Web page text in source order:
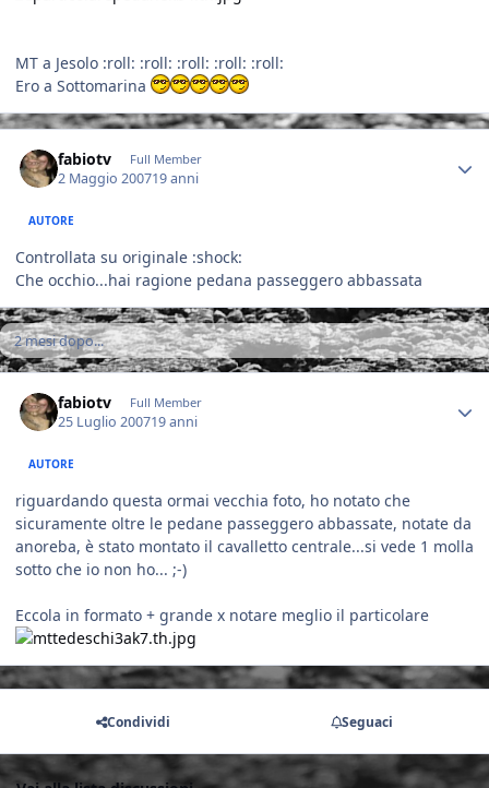
MT a Jesolo :roll: :roll: :roll: :roll: :roll:
Ero a Sottomarina
fabiotv Full Member
2 Maggio 200719 anni
AUTORE
Controllata su originale :shock:
Che occhio...hai ragione pedana passeggero abbassata
2 mesi dopo...
fabiotv Full Member
25 Luglio 200719 anni
AUTORE
riguardando questa ormai vecchia foto, ho notato che
sicuramente oltre le pedane passeggero abbassate, notate da
anoreba, è stato montato il cavalletto centrale...si vede 1 molla
sotto che io non ho... ;-)
Eccola in formato + grande x notare meglio il particolare
Condividi Seguaci